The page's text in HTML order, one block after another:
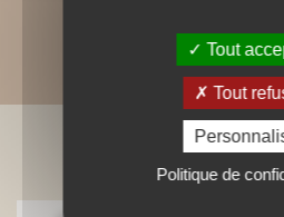
LIVRES
Tout
Tout
Politique de